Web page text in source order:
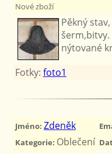
Nové zboží
Pěkný
šerm,bitvy.
nýtované
Fotky: foto1
Jméno: Zdeněk
Kategorie: Oblečení